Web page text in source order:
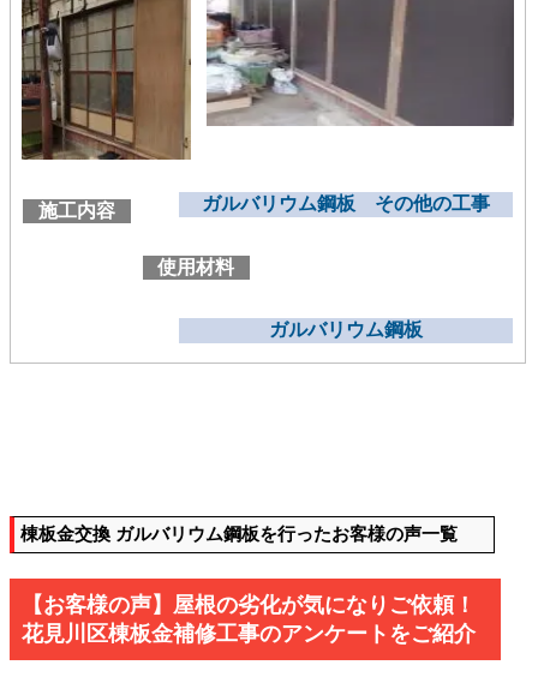
施工内容 ガルバリウム鋼板 その他の工事
使用材料
ガルバリウム鋼板
棟板金交換 ガルバリウム鋼板を行ったお客様の声一覧
【お客様の声】屋根の劣化が気になりご依頼！
花見川区棟板金補修工事のアンケートをご紹介